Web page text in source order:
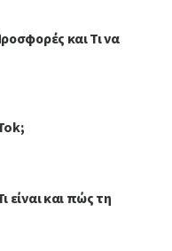
και Τι να
είναι και πώς τη